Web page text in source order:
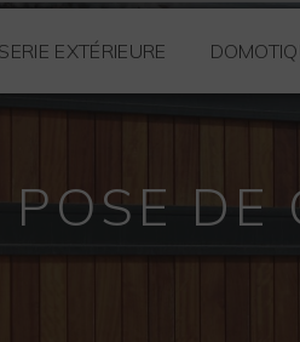
EXTÉRIEURE
POSE DE